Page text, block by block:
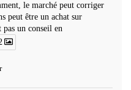
le marché peut corriger
peut être un achat sur
pas un conseil en